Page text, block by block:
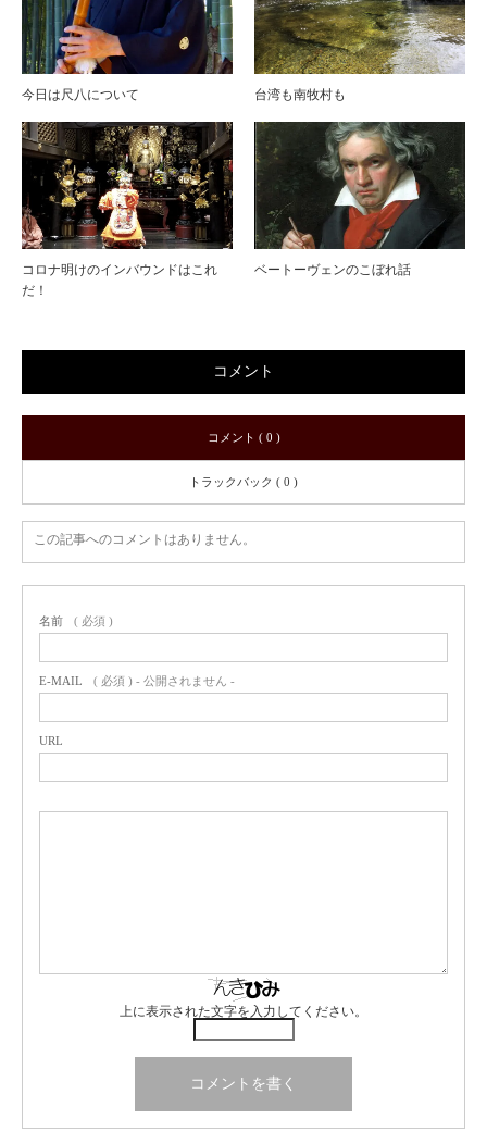
今日は尺八について 台湾も南牧村も
コロナ明けのインバウンドはこれ
だ！
ベートーヴェンのこぼれ話
コメント
コメント ( 0 )
トラックバック ( 0 )
この記事へのコメントはありません。
名前 ( 必須 )
E-MAIL ( 必須 ) - 公開されません -
URL
上に表示された文字を入力してください。